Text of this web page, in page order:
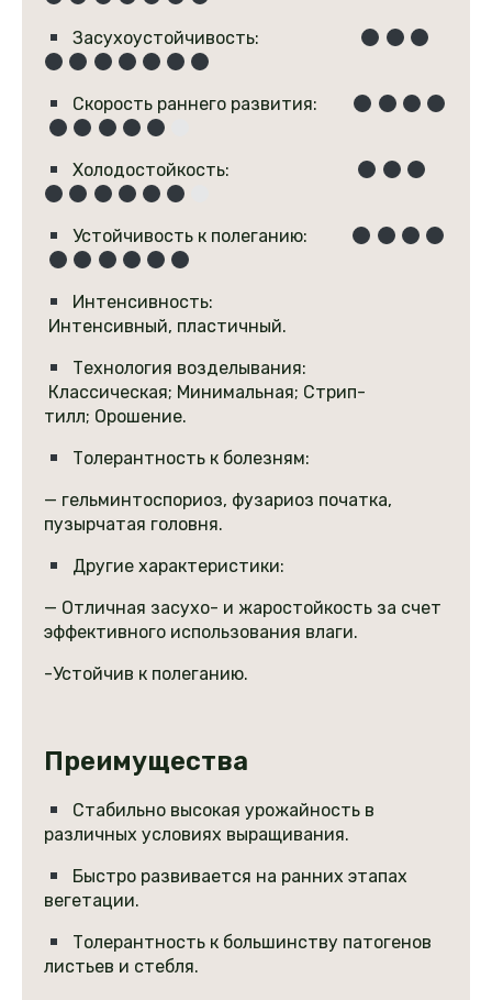
Засухоустойчивость:
Скорость раннего развития:
Холодостойкость:
Устойчивость к полеганию:
Интенсивность:
Интенсивный, пластичный.
Технология возделывания:
Классическая; Минимальная; Стрип-
тилл; Орошение.
Толерантность к болезням:
— гельминтоспориоз, фузариоз початка,
пузырчатая головня.
Другие характеристики:
— Отличная засухо- и жаростойкость за счет
эффективного использования влаги.
-Устойчив к полеганию.
Преимущества
Стабильно высокая урожайность в
различных условиях выращивания.
Быстро развивается на ранних этапах
вегетации.
Толерантность к большинству патогенов
листьев и стебля.